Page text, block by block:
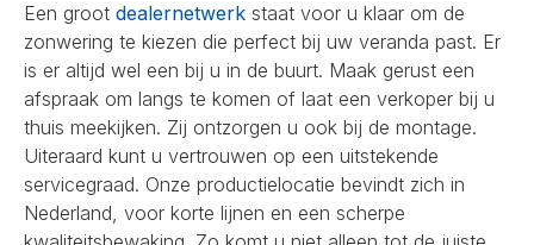
Een groot dealernetwerk staat voor u klaar om de
zonwering te kiezen die perfect bij uw veranda past. Er
is er altijd wel een bij u in de buurt. Maak gerust een
afspraak om langs te komen of laat een verkoper bij u
thuis meekijken. Zij ontzorgen u ook bij de montage.
Uiteraard kunt u vertrouwen op een uitstekende
servicegraad. Onze productielocatie bevindt zich in
Nederland, voor korte lijnen en een scherpe